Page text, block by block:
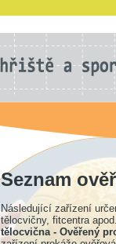
Seznam
Následující zařízení
tělocvičny, fitcentra
tělocvična - Ověřený